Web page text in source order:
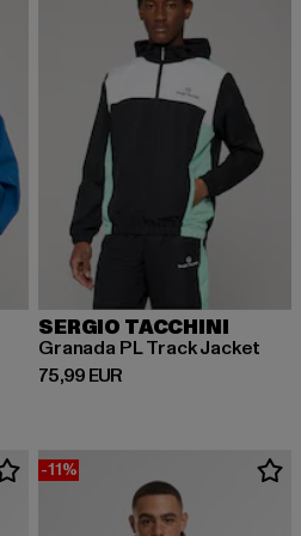
SERGIO TACCHINI
Granada PL Track Jacket
75,99 EUR
Derzeitiger Preis: 75,99 EUR
-11%